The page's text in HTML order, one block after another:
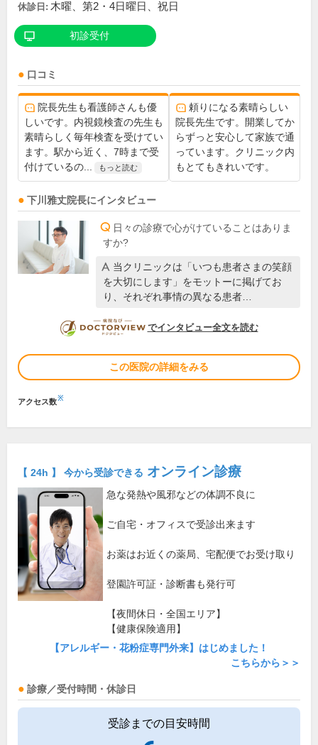
休診日: 木曜、第2・4日曜日、祝日
初診受付
口コミ
院長先生も看護師さんも優
しいです。内視鏡検査の先生も
素晴らしく毎年検査を受けてい
ます。駅から近く、7時まで受
付けているの...
もっと読む
頼りになる素晴らしい
院長先生です。開業してか
らずっと安心して家族で通
っています。クリニック内
もとてもきれいです。
下川雅丈院長にインタビュー
日々の診療で心がけていることはありま
すか?
当クリニックは「いつも患者さまの笑顔
を大切にします」をモットーに掲げてお
り、それぞれ事情の異なる患者…
DOCTORVIEW
でインタビュー全文を読む
この医院の詳細をみる
アクセス数※
【 24h 】 今から受診できる オンライン診療
急な発熱や風邪などの体調不良に
ご自宅・オフィスで受診出来ます
お薬はお近くの薬局、宅配便でお受け取り
登園許可証・診断書も発行可
【夜間休日・全国エリア】
【健康保険適用】
【アレルギー・花粉症専門外来】はじめました！
こちらから＞＞
診療／受付時間・休診日
受診までの目安時間